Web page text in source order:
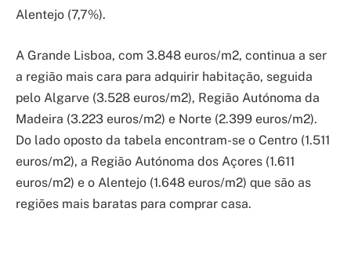
Alentejo (7,7%).
A Grande Lisboa, com 3.848 euros/m2, continua a ser
a região mais cara para adquirir habitação, seguida
pelo Algarve (3.528 euros/m2), Região Autónoma da
Madeira (3.223 euros/m2) e Norte (2.399 euros/m2).
Do lado oposto da tabela encontram-se o Centro (1.511
euros/m2), a Região Autónoma dos Açores (1.611
euros/m2) e o Alentejo (1.648 euros/m2) que são as
regiões mais baratas para comprar casa.